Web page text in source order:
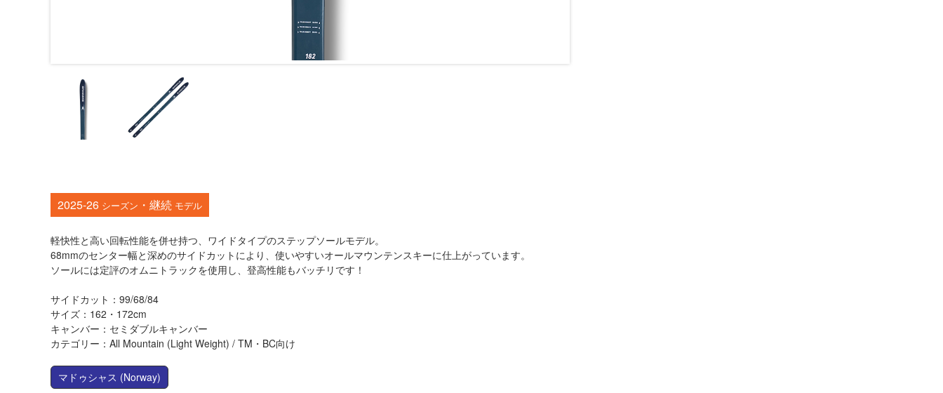
2025-26 シーズン ・継続 モデル
軽快性と高い回転性能を併せ持つ、ワイドタイプのステップソールモデル。
68mmのセンター幅と深めのサイドカットにより、使いやすいオールマウンテンスキーに仕上がっています。
ソールには定評のオムニトラックを使用し、登高性能もバッチリです！
サイドカット：99/68/84
サイズ：162・172cm
キャンバー：セミダブルキャンバー
カテゴリー：All Mountain (Light Weight) / TM・BC向け
マドゥシャス (Norway)